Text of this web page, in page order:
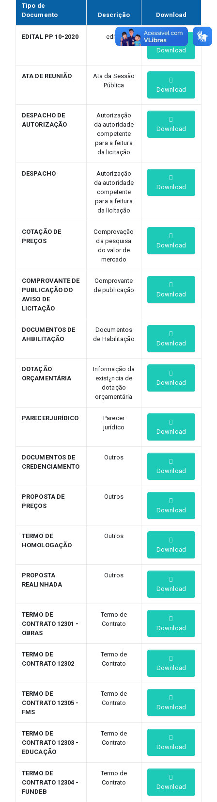
Tipo de
Documento
Descrição Download
EDITAL PP 10-2020
edital
Download
ATA DE REUNIÃO
Ata da Sessão
Pública
Download
DESPACHO DE
AUTORIZAÇÃO
Autorização
da autoridade
competente
para a feitura
da licitação
Download
DESPACHO
Autorização
da autoridade
competente
para a feitura
da licitação
Download
COTAÇÃO DE
PREÇOS
Comprovação
da pesquisa
do valor de
mercado
Download
COMPROVANTE DE
PUBLICAÇÃO DO
AVISO DE
LICITAÇÃO
Comprovante
de publicação
Download
DOCUMENTOS DE
AHBILITAÇÃO
Documentos
de Habilitação
Download
DOTAÇÃO
ORÇAMENTÁRIA
Informação da
exist¿ncia de
dotação
orçamentária
Download
PARECERJURÍDICO
Parecer
jurídico
Download
DOCUMENTOS DE
CREDENCIAMENTO
Outros
Download
PROPOSTA DE
PREÇOS
Outros
Download
TERMO DE
HOMOLOGAÇÃO
Outros
Download
PROPOSTA
REALINHADA
Outros
Download
TERMO DE
CONTRATO 12301 -
OBRAS
Termo de
Contrato
Download
TERMO DE
CONTRATO 12302
Termo de
Contrato
Download
TERMO DE
CONTRATO 12305 -
FMS
Termo de
Contrato
Download
TERMO DE
CONTRATO 12303 -
EDUCAÇÃO
Termo de
Contrato
Download
TERMO DE
CONTRATO 12304 -
FUNDEB
Termo de
Contrato
Download